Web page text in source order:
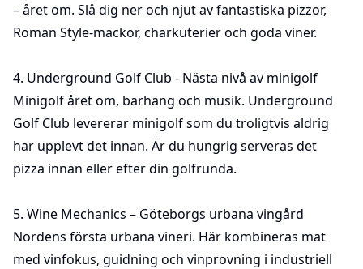
– året om. Slå dig ner och njut av fantastiska pizzor,
Roman Style-mackor, charkuterier och goda viner.
4. Underground Golf Club - Nästa nivå av minigolf
Minigolf året om, barhäng och musik. Underground
Golf Club levererar minigolf som du troligtvis aldrig
har upplevt det innan. Är du hungrig serveras det
pizza innan eller efter din golfrunda.
5. Wine Mechanics – Göteborgs urbana vingård
Nordens första urbana vineri. Här kombineras mat
med vinfokus, guidning och vinprovning i industriell